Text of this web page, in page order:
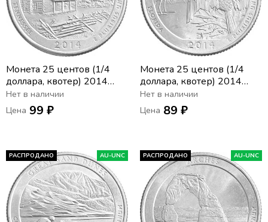
Монета 25 центов (1/4
доллара, квотер) 2014
США «Национальный
парк Грейт-Смоки-
Маунтинс» (D) (21-й парк)
Нет в наличии
Цена 99 ₽
Монета 25 центов (1/4
доллара, квотер) 2014
США «Национальный
парк Эверглейдс» (D) (25-
й парк)
Нет в наличии
Цена 89 ₽
РАСПРОДАНО AU-UNC РАСПРОДАНО AU-UNC